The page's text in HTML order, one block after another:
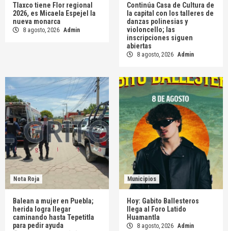
Tlaxco tiene Flor regional
2026, es Micaela Espejel la
nueva monarca
8 agosto, 2026 Admin
Continúa Casa de Cultura de
la capital con los talleres de
danzas polinesias y
violoncello; las
inscripciones siguen
abiertas
8 agosto, 2026 Admin
Nota Roja
Balean a mujer en Puebla;
herida logra llegar
caminando hasta Tepetitla
para pedir ayuda
Municipios
Hoy: Gabito Ballesteros
llega al Foro Latido
Huamantla
8 agosto, 2026 Admin